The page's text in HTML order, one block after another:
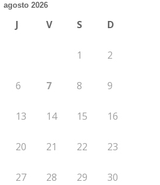
agosto 2026
J V S D
1 2
6 7 8 9
13 14 15 16
20 21 22 23
27 28 29 30